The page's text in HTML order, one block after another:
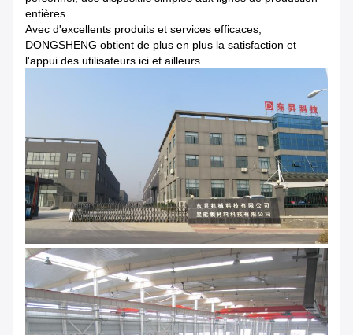
entières.
Avec d'excellents produits et services efficaces,
DONGSHENG obtient de plus en plus la satisfaction et
l'appui des utilisateurs ici et ailleurs.